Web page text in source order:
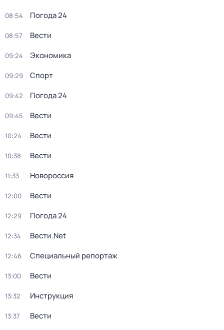
08:54 Погода 24
08:57 Вести
09:24 Экономика
09:29 Спорт
09:42 Погода 24
09:45 Вести
10:24 Вести
10:38 Вести
11:33 Новороссия
12:00 Вести
12:29 Погода 24
12:34 Вести.Net
12:46 Специальный репортаж
13:00 Вести
13:32 Инструкция
13:37 Вести